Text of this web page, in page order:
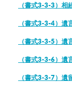
（書式3-3-3）相
（書式3-3-4）遺
（書式3-3-5）遺
（書式3-3-6）遺
（書式3-3-7）遺